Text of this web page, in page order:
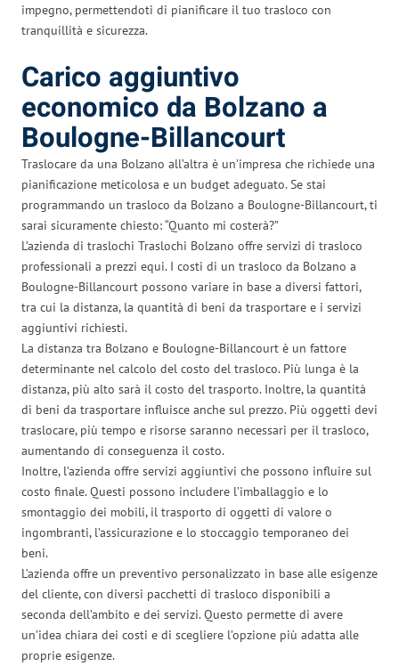
impegno, permettendoti di pianificare il tuo trasloco con
tranquillità e sicurezza.
Carico aggiuntivo
economico da Bolzano a
Boulogne-Billancourt
Traslocare da una Bolzano all’altra è un’impresa che richiede una
pianificazione meticolosa e un budget adeguato. Se stai
programmando un trasloco da Bolzano a Boulogne-Billancourt, ti
sarai sicuramente chiesto: “Quanto mi costerà?”
L’azienda di traslochi Traslochi Bolzano offre servizi di trasloco
professionali a prezzi equi. I costi di un trasloco da Bolzano a
Boulogne-Billancourt possono variare in base a diversi fattori,
tra cui la distanza, la quantità di beni da trasportare e i servizi
aggiuntivi richiesti.
La distanza tra Bolzano e Boulogne-Billancourt è un fattore
determinante nel calcolo del costo del trasloco. Più lunga è la
distanza, più alto sarà il costo del trasporto. Inoltre, la quantità
di beni da trasportare influisce anche sul prezzo. Più oggetti devi
traslocare, più tempo e risorse saranno necessari per il trasloco,
aumentando di conseguenza il costo.
Inoltre, l’azienda offre servizi aggiuntivi che possono influire sul
costo finale. Questi possono includere l’imballaggio e lo
smontaggio dei mobili, il trasporto di oggetti di valore o
ingombranti, l’assicurazione e lo stoccaggio temporaneo dei
beni.
L’azienda offre un preventivo personalizzato in base alle esigenze
del cliente, con diversi pacchetti di trasloco disponibili a
seconda dell’ambito e dei servizi. Questo permette di avere
un’idea chiara dei costi e di scegliere l’opzione più adatta alle
proprie esigenze.